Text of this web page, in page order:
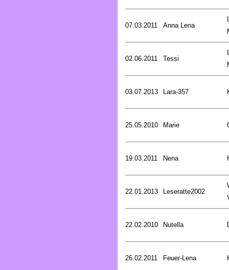
07.03.2011 Anna Lena
02.06.2011 Tessi
03.07.2013 Lara-357
25.05.2010 Marie
19.03.2011 Nena
22.01.2013 Leseratte2002
22.02.2010 Nutella
26.02.2011 Feuer-Lena